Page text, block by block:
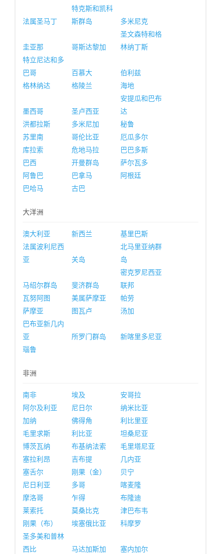
法属圣马丁
特克斯和凯科
斯群岛
多米尼克
圭亚那 哥斯达黎加
圣文森特和格
林纳丁斯
特立尼达和多
巴哥
百慕大
伯利兹
格林纳达
格陵兰 海地
墨西哥 圣卢西亚
安提瓜和巴布
达
洪都拉斯
多米尼加
秘鲁
苏里南
哥伦比亚
厄瓜多尔
库拉索
危地马拉
巴巴多斯
巴西
开曼群岛
萨尔瓦多
阿鲁巴
巴拿马
阿根廷
巴哈马
古巴
大洋洲
澳大利亚 新西兰
基里巴斯
法属波利尼西
亚
关岛
北马里亚纳群
岛
马绍尔群岛 斐济群岛
密克罗尼西亚
联邦
瓦努阿图
美属萨摩亚
帕劳
萨摩亚
图瓦卢
汤加
巴布亚新几内
亚
所罗门群岛
新喀里多尼亚
瑙鲁
非洲
南非 埃及
安哥拉
阿尔及利亚
尼日尔
纳米比亚
加纳
佛得角
利比里亚
毛里求斯
利比亚
坦桑尼亚
博茨瓦纳
布基纳法索
毛里塔尼亚
塞拉利昂
吉布提
几内亚
塞舌尔
刚果（金）
贝宁
尼日利亚
多哥
喀麦隆
摩洛哥
乍得
布隆迪
莱索托
莫桑比克
津巴布韦
刚果（布）
埃塞俄比亚
科摩罗
圣多美和普林
西比
马达加斯加 塞内加尔